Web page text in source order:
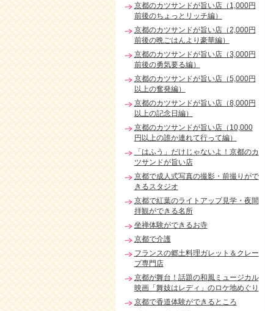
京都のカツサンドが旨い店（1,000円
前後のちょっとリッチ編）
京都のカツサンドが旨い店（2,000円
前後の晩ごはんより豪華編）
京都のカツサンドが旨い店（3,000円
前後の勇気要る編）
京都のカツサンドが旨い店（5,000円
以上の奮発編）
京都のカツサンドが旨い店（8,000円
以上の記念日編）
京都のカツサンドが旨い店（10,000
円以上の誰か連れて行って編）
「はふう」だけじゃないよ！京都のカ
ツサンドが旨い店
京都で成人式写真の撮影・前撮りがで
きるスタジオ
京都で紅葉のライトアップ見学・夜間
拝観ができる名所
坐禅体験ができるお寺
京都で介護
フランスの郷土料理ガレット＆クレー
プ専門店
京都が舞台！話題の和風ミュージカル
映画「舞妓はレディ」のロケ地めぐり
京都で香道体験ができるところ